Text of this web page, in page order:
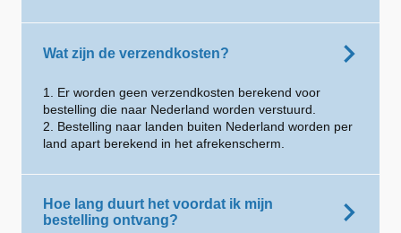
Wat zijn de verzendkosten?
1. Er worden geen verzendkosten berekend voor
bestelling die naar Nederland worden verstuurd.
2. Bestelling naar landen buiten Nederland worden per
land apart berekend in het afrekenscherm.
Hoe lang duurt het voordat ik mijn
bestelling ontvang?